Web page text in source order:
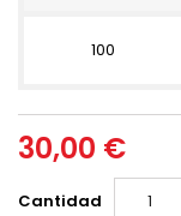
100
30,00 €
Cantidad